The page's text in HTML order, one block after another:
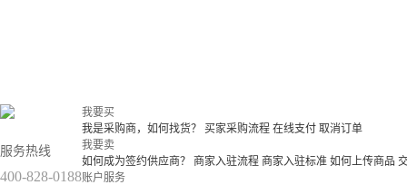
服务热线
400-828-0188
我要买
我是采购商，如何找货？
买家采购流程 在线支付 取消订单
我要卖
如何成为签约供应商？
商家入驻流程 商家入驻标准 如何上传商品
账户服务